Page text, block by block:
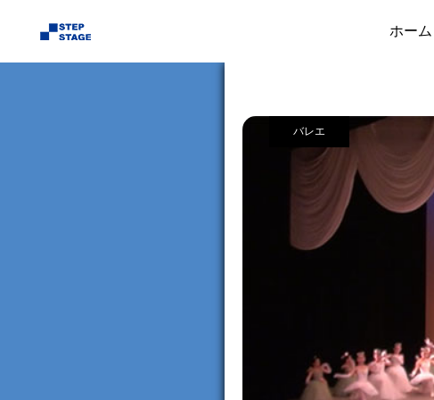
ホーム
バレエ
バレエ